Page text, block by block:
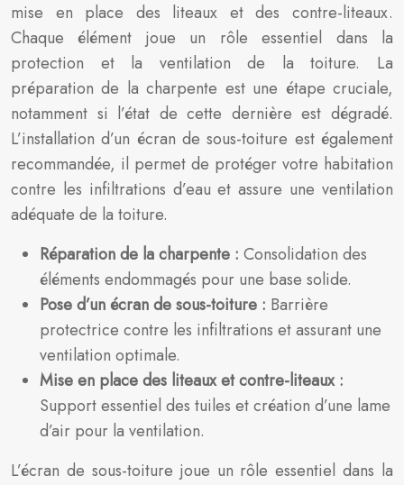
mise en place des liteaux et des contre-liteaux.
Chaque élément joue un rôle essentiel dans la
protection et la ventilation de la toiture. La
préparation de la charpente est une étape cruciale,
notamment si l’état de cette dernière est dégradé.
L’installation d’un écran de sous-toiture est également
recommandée, il permet de protéger votre habitation
contre les infiltrations d’eau et assure une ventilation
adéquate de la toiture.
Réparation de la charpente : Consolidation des
éléments endommagés pour une base solide.
Pose d’un écran de sous-toiture : Barrière
protectrice contre les infiltrations et assurant une
ventilation optimale.
Mise en place des liteaux et contre-liteaux :
Support essentiel des tuiles et création d’une lame
d’air pour la ventilation.
L’écran de sous-toiture joue un rôle essentiel dans la